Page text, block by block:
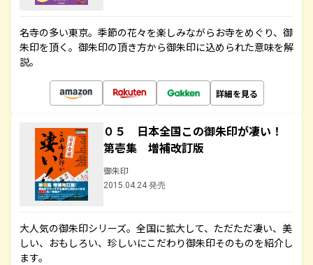
名寺の多い東京。季節の花々を楽しみながらお寺をめぐり、御
朱印を頂く。御朱印の頂き方から御朱印に込められた意味を解
説。
詳細を見る
０５ 日本全国この御朱印が凄い！
第壱集 増補改訂版
御朱印
2015.04.24 発売
大人気の御朱印シリーズ。全国に拡大して、ただただ凄い、美
しい、おもしろい、珍しいにこだわり御朱印そのものを紹介し
ます。